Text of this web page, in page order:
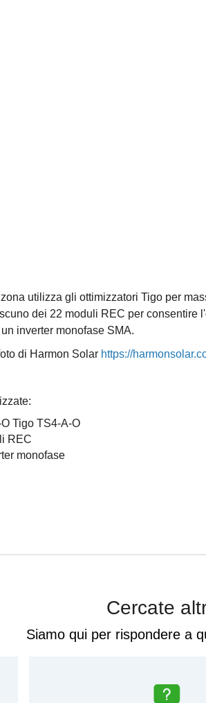
utilizza gli ottimizzatori Tigo per
dei 22 moduli REC per consentire
inverter monofase SMA.
di Harmon Solar https://
Tigo TS4-A-O
REC
monofase
Cercate
Siamo qui per rispondere a